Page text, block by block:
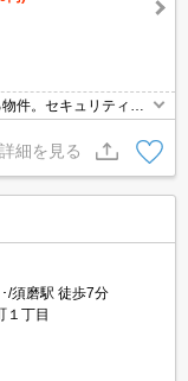
件。セキュリティ面
ズボックスなど豊富
。こちらはマンショ
、用途に合わせて活
詳細を見る
/須磨駅 徒歩7分
１丁目